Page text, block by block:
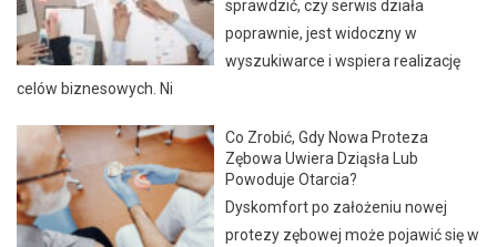
sprawdzić, czy serwis działa
poprawnie, jest widoczny w
wyszukiwarce i wspiera realizację
celów biznesowych. Ni
Co Zrobić, Gdy Nowa Proteza
Zębowa Uwiera Dziąsła Lub
Powoduje Otarcia?
Dyskomfort po założeniu nowej
protezy zębowej może pojawić się w